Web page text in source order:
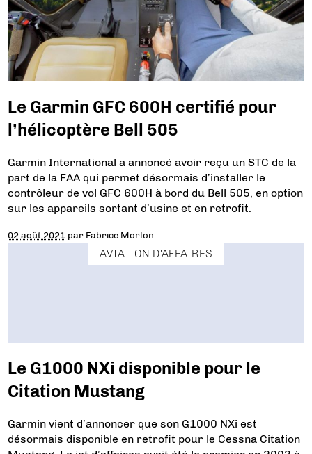
Le Garmin GFC 600H certifié pour
l’hélicoptère Bell 505
Garmin International a annoncé avoir reçu un STC de la
part de la FAA qui permet désormais d’installer le
contrôleur de vol GFC 600H à bord du Bell 505, en option
sur les appareils sortant d’usine et en retrofit.
02 août 2021 par Fabrice Morlon
AVIATION D'AFFAIRES
Le G1000 NXi disponible pour le
Citation Mustang
Garmin vient d’annoncer que son G1000 NXi est
désormais disponible en retrofit pour le Cessna Citation